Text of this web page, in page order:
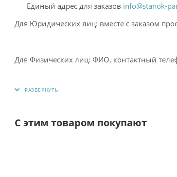
Единый адрес для заказов info@stanok-
Для Юридических лиц: вместе с заказом
Для Физических лиц: ФИО, контактный
С этим товаром покупают